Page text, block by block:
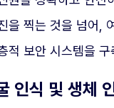
을 찍는 것을 넘어,
적 보안 시스템을 구
인식 및 생체